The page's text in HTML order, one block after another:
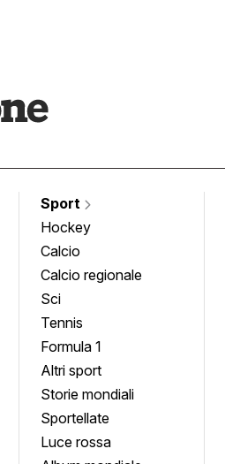
Sport
Hockey
Calcio
Calcio regionale
Sci
Tennis
Formula 1
Altri sport
Storie mondiali
Sportellate
Luce rossa